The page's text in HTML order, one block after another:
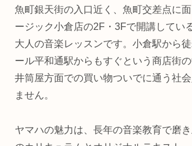
魚町銀天街の入口近く、魚町交差点に
ージック小倉店の2F・3Fで開講してい
大人の音楽レッスンです。小倉駅から
ール平和通駅からもすぐという商店街の
井筒屋方面での買い物ついでに通う社
ません。
ヤマハの魅力は、長年の音楽教育で磨